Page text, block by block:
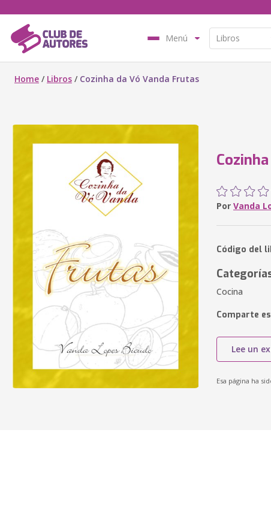
Menú
Home / Libros / Cozinha da Vó Vanda Frutas
Por Vanda
Código del
Cocina
Comparte
Lee un
Esa página ha